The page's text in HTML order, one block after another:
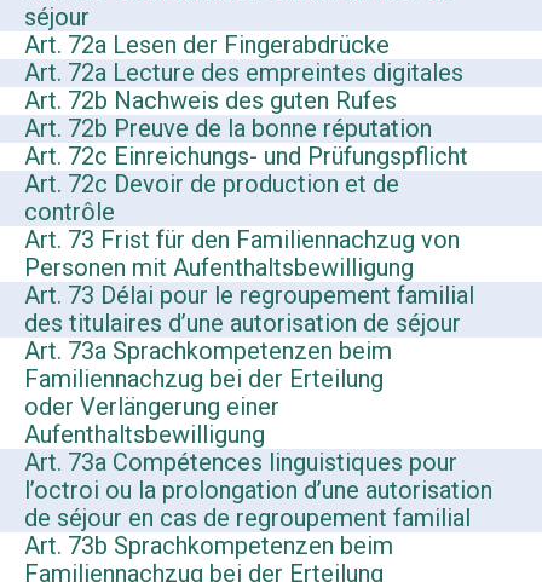
séjour
Art. 72a Lesen der Fingerabdrücke
Art. 72a Lecture des empreintes digitales
Art. 72b Nachweis des guten Rufes
Art. 72b Preuve de la bonne réputation
Art. 72c Einreichungs- und Prüfungspflicht
Art. 72c Devoir de production et de
contrôle
Art. 73 Frist für den Familiennachzug von
Personen mit Aufenthaltsbewilligung
Art. 73 Délai pour le regroupement familial
des titulaires d’une autorisation de séjour
Art. 73a Sprachkompetenzen beim
Familiennachzug bei der Erteilung
oder Verlängerung einer
Aufenthaltsbewilligung
Art. 73a Compétences linguistiques pour
l’octroi ou la prolongation d’une autorisation
de séjour en cas de regroupement familial
Art. 73b Sprachkompetenzen beim
Familiennachzug bei der Erteilung